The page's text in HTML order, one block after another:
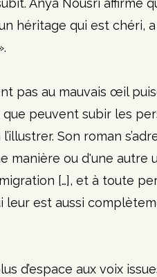
héritage qui est chéri,
pas au mauvais œil
peuvent subir les
Son roman
manière ou d'une autre
[…], et à toute
est aussi
d’espace aux voix